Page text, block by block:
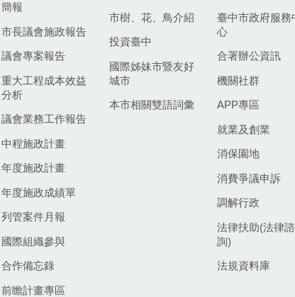
簡報
市長議會施政報告
議會專案報告
重大工程成本效益
分析
議會業務工作報告
中程施政計畫
年度施政計畫
年度施政成績單
列管案件月報
國際組織參與
合作備忘錄
前瞻計畫專區
市樹、花、鳥介紹
投資臺中
國際姊妹市暨友好
城市
本市相關雙語詞彙
臺中市政府服務
心
合署辦公資訊
機關社群
APP專區
就業及創業
消保園地
消費爭議申訴
調解行政
法律扶助(法律諮
詢)
法規資料庫